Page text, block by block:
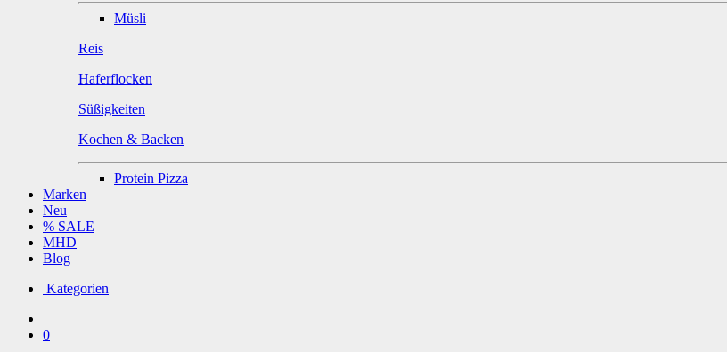
Müsli
Reis
Haferflocken
Süßigkeiten
Kochen & Backen
Protein Pizza
Marken
Neu
% SALE
MHD
Blog
Kategorien
0